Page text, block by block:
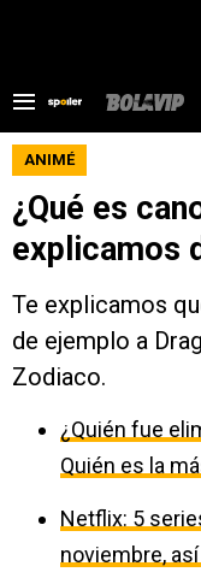
ANIMÉ
¿Qué es
explicamos
Te explicamos
de ejemplo a
Zodiaco.
¿Quién fue
Quién es la
Netflix: 5
noviembre,